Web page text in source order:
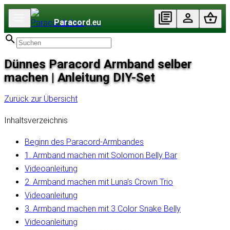
Paracord.eu
Dünnes Paracord Armband selber
machen | Anleitung DIY-Set
Zurück zur Übersicht
Inhaltsverzeichnis
Beginn des Paracord-Armbandes
1. Armband machen mit Solomon Belly Bar
Videoanleitung
2. Armband machen mit Luna’s Crown Trio
Videoanleitung
3. Armband machen mit 3 Color Snake Belly
Videoanleitung